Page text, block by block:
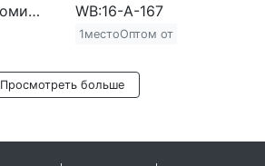
16 * 0,7 * 3000 хромированная железная труба (720 г) WB:16-A-167
1местоОптом от
Просмотреть больше